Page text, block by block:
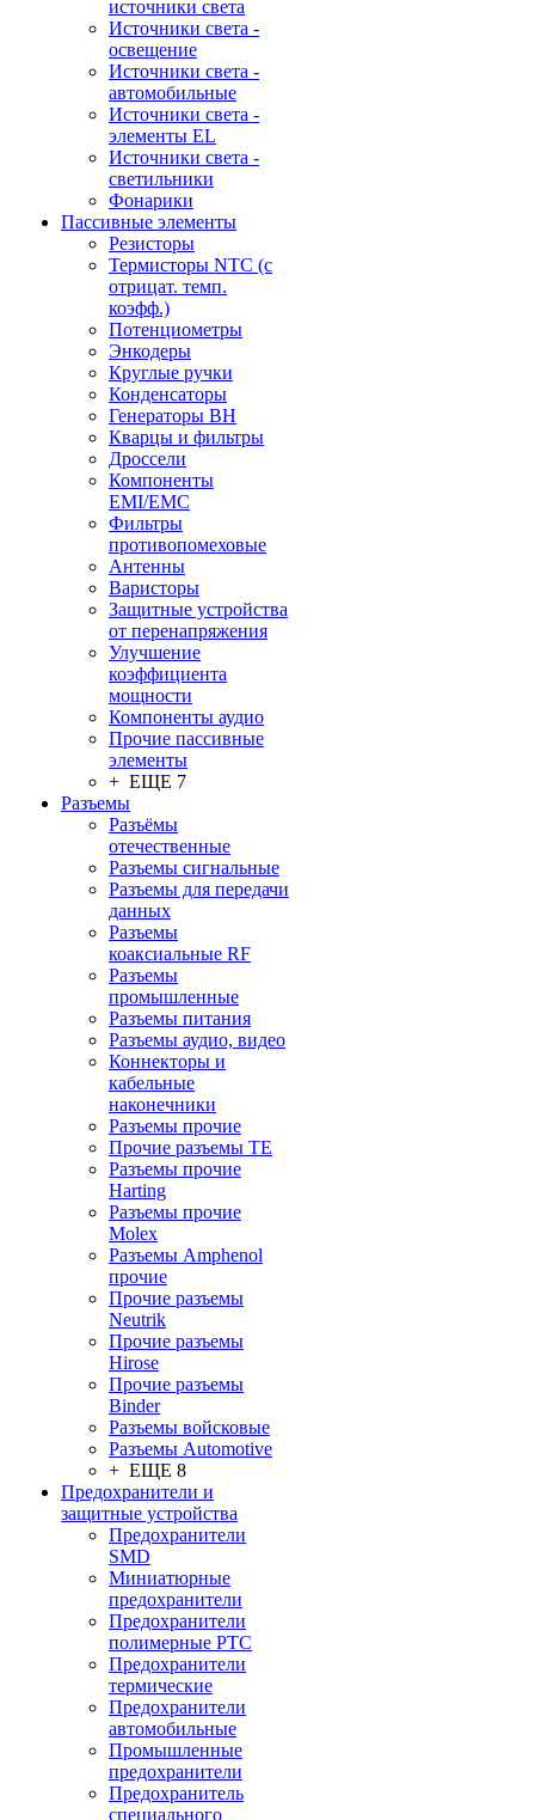
источники света
Источники света -
освещение
Источники света -
автомобильные
Источники света -
элементы EL
Источники света -
светильники
Фонарики
Пассивные элементы
Резисторы
Термисторы NTC (с
отрицат. темп.
коэфф.)
Потенциометры
Энкодеры
Круглые ручки
Конденсаторы
Генераторы ВН
Кварцы и фильтры
Дроссели
Компоненты
EMI/EMC
Фильтры
противопомеховые
Антенны
Варисторы
Защитные устройства
от перенапряжения
Улучшение
коэффициента
мощности
Компоненты аудио
Прочие пассивные
элементы
+ ЕЩЕ 7
Разъeмы
Разъёмы
отечественные
Разъeмы сигнальные
Разъeмы для передачи
данных
Разъeмы
коаксиальные RF
Разъeмы
промышленные
Разъeмы питания
Разъeмы аудио, видео
Коннекторы и
кабельные
наконечники
Разъeмы прочие
Прочие разъемы TE
Разъемы прочие
Harting
Разъемы прочие
Molex
Разъемы Amphenol
прочие
Прочие разъемы
Neutrik
Прочие разъемы
Hirose
Прочие разъемы
Binder
Разъемы войсковые
Разъeмы Automotive
+ ЕЩЕ 8
Предохранители и
защитные устройства
Предохранители
SMD
Миниатюрные
предохранители
Предохранители
полимерные PTC
Предохранители
термические
Предохранители
автомобильные
Промышленные
предохранители
Предохранитель
специального